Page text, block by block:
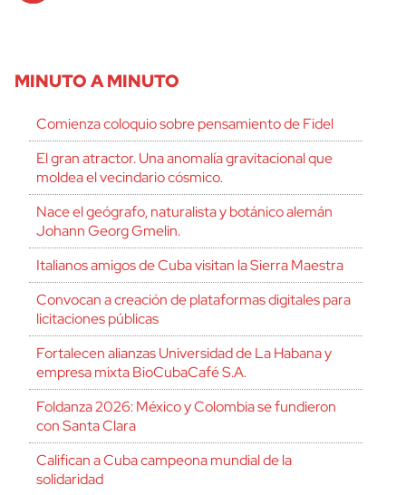
MINUTO A MINUTO
Comienza coloquio sobre pensamiento de Fidel
El gran atractor. Una anomalía gravitacional que
moldea el vecindario cósmico.
Nace el geógrafo, naturalista y botánico alemán
Johann Georg Gmelin.
Italianos amigos de Cuba visitan la Sierra Maestra
Convocan a creación de plataformas digitales para
licitaciones públicas
Fortalecen alianzas Universidad de La Habana y
empresa mixta BioCubaCafé S.A.
Foldanza 2026: México y Colombia se fundieron
con Santa Clara
Califican a Cuba campeona mundial de la
solidaridad